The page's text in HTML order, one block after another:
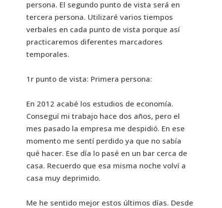
persona. El segundo punto de vista será en
tercera persona. Utilizaré varios tiempos
verbales en cada punto de vista porque así
practicaremos diferentes marcadores
temporales.
1r punto de vista: Primera persona:
En 2012 acabé los estudios de economía.
Conseguí mi trabajo hace dos años, pero el
mes pasado la empresa me despidió. En ese
momento me sentí perdido ya que no sabía
qué hacer. Ese día lo pasé en un bar cerca de
casa. Recuerdo que esa misma noche volví a
casa muy deprimido.
Me he sentido mejor estos últimos días. Desde